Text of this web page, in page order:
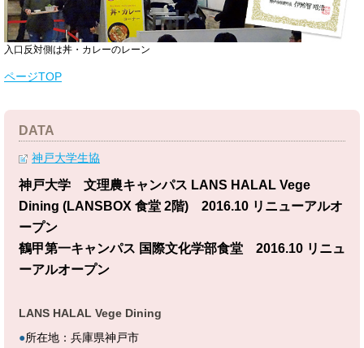
入口反対側は丼・カレーのレーン
ページTOP
DATA
神戸大学生協
神戸大学 文理農キャンパス LANS HALAL Vege
Dining (LANSBOX 食堂 2階) 2016.10 リニューアルオ
ープン
鶴甲第一キャンパス 国際文化学部食堂 2016.10 リニュ
ーアルオープン
LANS HALAL Vege Dining
●所在地：兵庫県神戸市